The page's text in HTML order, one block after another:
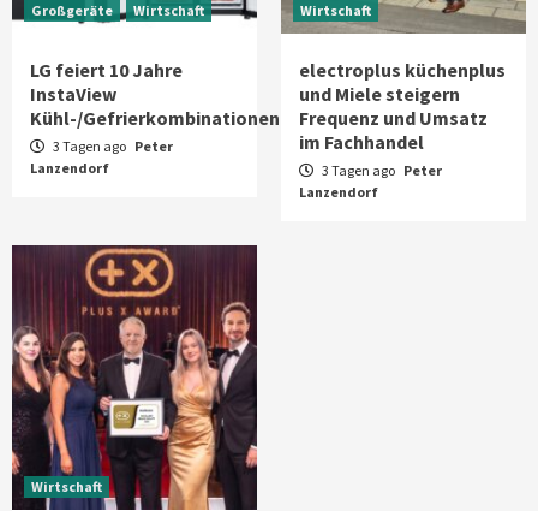
Großgeräte Wirtschaft
LG feiert 10 Jahre
InstaView
Kühl-/Gefrierkombinationen
3 Tagen ago Peter
Lanzendorf
Wirtschaft
electroplus küchenplus
und Miele steigern
Frequenz und Umsatz
im Fachhandel
3 Tagen ago Peter
Lanzendorf
Wirtschaft